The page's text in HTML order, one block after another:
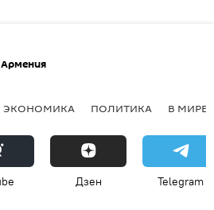
Армения
ЭКОНОМИКА ПОЛИТИКА В МИРЕ
Дзен Telegram